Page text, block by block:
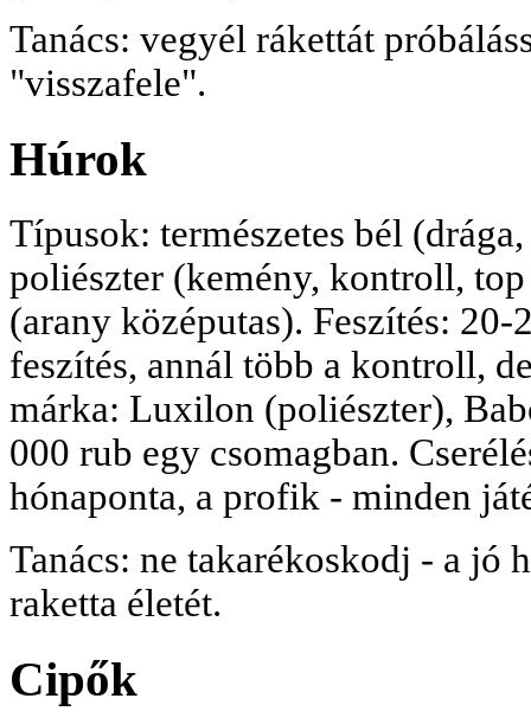
Tanács: vegyél rákettát
"visszafele".
Húrok
Típusok: természetes bél
poliészter (kemény, kontroll,
(arany középutas). Feszítés:
feszítés, annál több a kontroll,
márka: Luxilon (poliészter),
000 rub egy csomagban.
hónaponta, a profik - minden
Tanács: ne takarékoskodj - a jó
raketta életét.
Cipők